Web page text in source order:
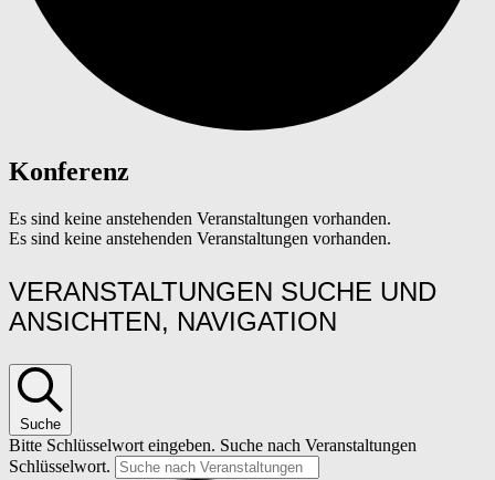
Konferenz
Es sind keine anstehenden Veranstaltungen vorhanden.
Es sind keine anstehenden Veranstaltungen vorhanden.
VERANSTALTUNGEN SUCHE UND
ANSICHTEN, NAVIGATION
Suche
Bitte Schlüsselwort eingeben. Suche nach Veranstaltungen
Schlüsselwort.